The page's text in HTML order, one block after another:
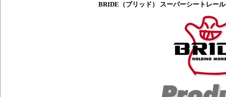
BRIDE（ブリッド） スーパーシートレー